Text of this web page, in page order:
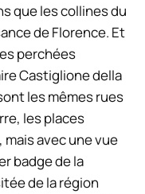
que les collines du
de Florence. Et
perchées
Castiglione della
les mêmes rues
les places
avec une vue
badge de la
de la région